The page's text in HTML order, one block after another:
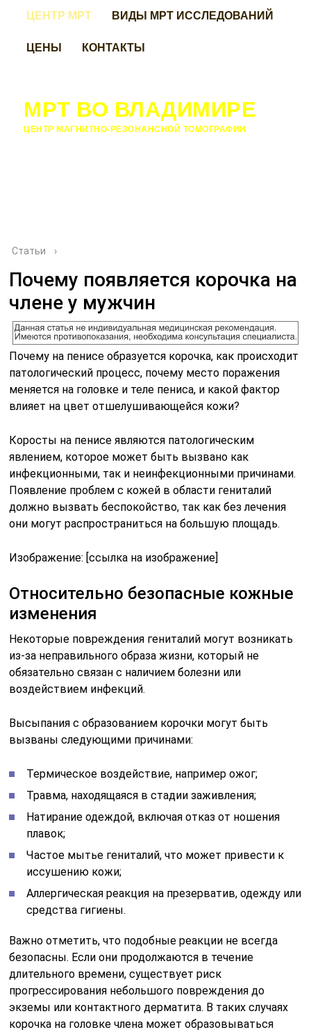
ЦЕНТР МРТ
ВИДЫ МРТ ИССЛЕДОВАНИЙ
ЦЕНЫ
КОНТАКТЫ
МРТ ВО ВЛАДИМИРЕ
ЦЕНТР МАГНИТНО-РЕЗОНАНСНОЙ ТОМОГРАФИИ
Статьи ›
Почему появляется корочка на
члене у мужчин
Почему на пенисе образуется корочка, как происходит
патологический процесс, почему место поражения
меняется на головке и теле пениса, и какой фактор
влияет на цвет отшелушивающейся кожи?
Коросты на пенисе являются патологическим
явлением, которое может быть вызвано как
инфекционными, так и неинфекционными причинами.
Появление проблем с кожей в области гениталий
должно вызвать беспокойство, так как без лечения
они могут распространиться на большую площадь.
Изображение: [ссылка на изображение]
Относительно безопасные кожные
изменения
Некоторые повреждения гениталий могут возникать
из-за неправильного образа жизни, который не
обязательно связан с наличием болезни или
воздействием инфекций.
Высыпания с образованием корочки могут быть
вызваны следующими причинами:
Термическое воздействие, например ожог;
Травма, находящаяся в стадии заживления;
Натирание одеждой, включая отказ от ношения
плавок;
Частое мытье гениталий, что может привести к
иссушению кожи;
Аллергическая реакция на презерватив, одежду или
средства гигиены.
Важно отметить, что подобные реакции не всегда
безопасны. Если они продолжаются в течение
длительного времени, существует риск
прогрессирования небольшого повреждения до
экземы или контактного дерматита. В таких случаях
корочка на головке члена может образовываться